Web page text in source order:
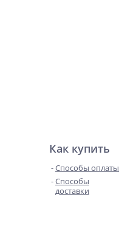
Как купить
Способы оплаты
Способы
доставки